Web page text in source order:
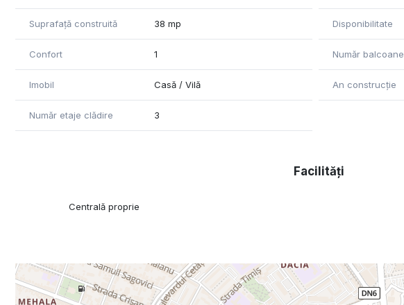
Suprafață construită 38 mp Disponibilitate
Confort 1 Număr balcoane
Imobil Casă / Vilă An construcție
Număr etaje clădire 3
Facilități
Centrală proprie